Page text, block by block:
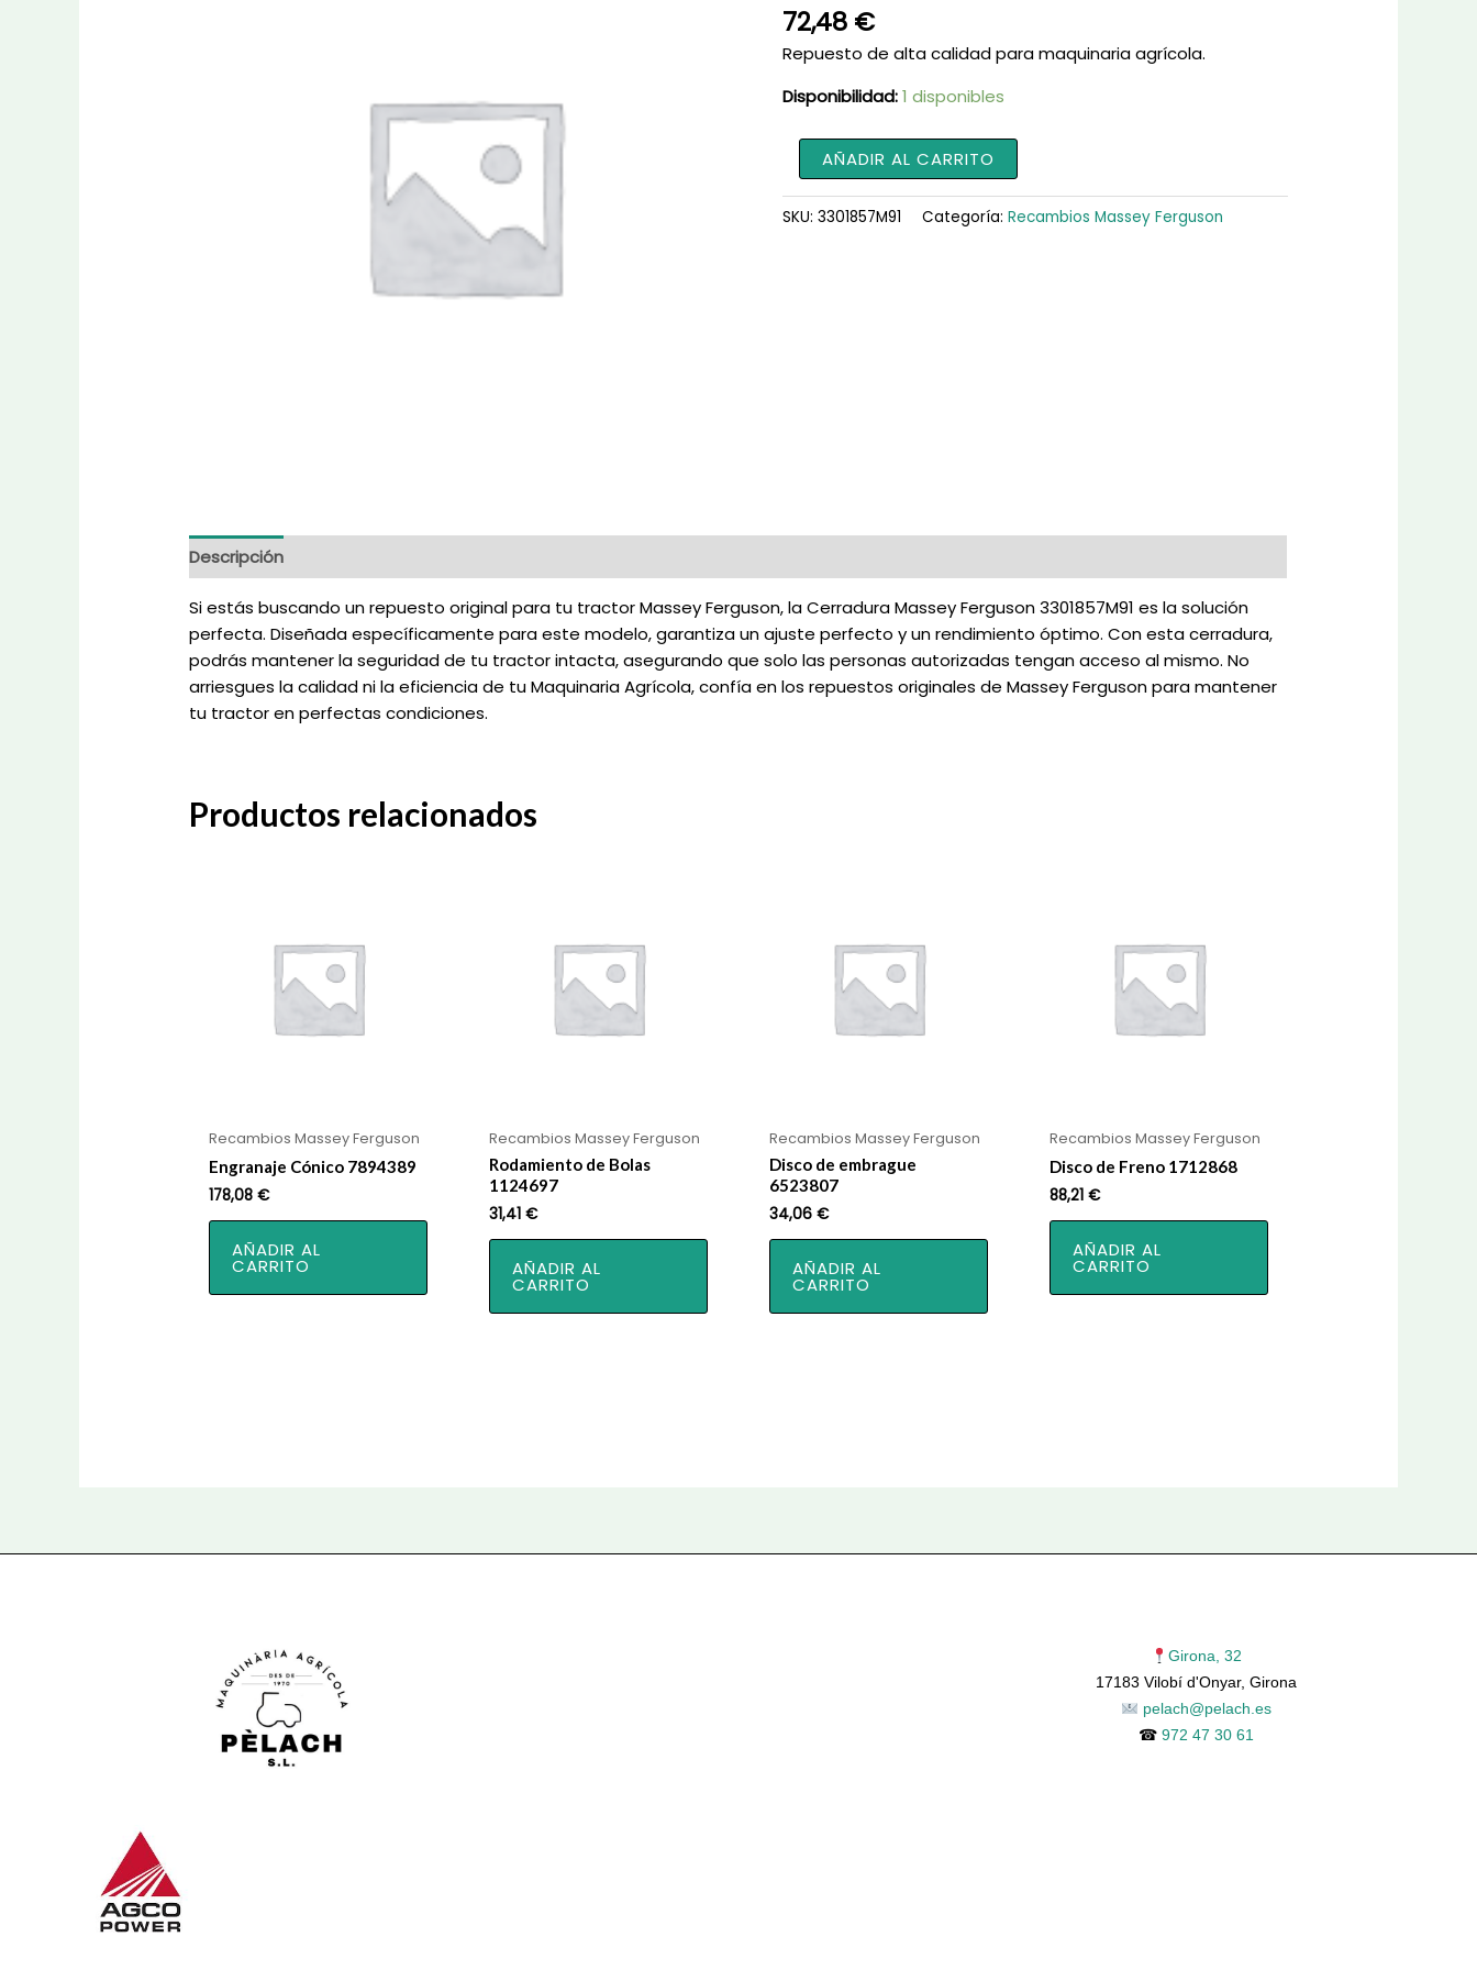
72,48 €
Repuesto de alta calidad para maquinaria agrícola.
Disponibilidad:1 disponibles
Cerradura
3301857M91
cantidad
AÑADIR AL CARRITO
SKU: 3301857M91 Categoría: Recambios Massey Ferguson
Descripción
Si estás buscando un repuesto original para tu tractor Massey Ferguson, la Cerradura Massey Ferguson 3301857M91 es la solución
perfecta. Diseñada específicamente para este modelo, garantiza un ajuste perfecto y un rendimiento óptimo. Con esta cerradura,
podrás mantener la seguridad de tu tractor intacta, asegurando que solo las personas autorizadas tengan acceso al mismo. No
arriesgues la calidad ni la eficiencia de tu Maquinaria Agrícola, confía en los repuestos originales de Massey Ferguson para mantener
tu tractor en perfectas condiciones.
Productos relacionados
Recambios Massey Ferguson
Engranaje Cónico 7894389
178,08€
AÑADIR AL
CARRITO
Recambios Massey Ferguson
Rodamiento de Bolas
1124697
31,41€
AÑADIR AL
CARRITO
Recambios Massey Ferguson
Disco de embrague
6523807
34,06 €
AÑADIR AL
CARRITO
Recambios Massey Ferguson
Disco de Freno 1712868
88,21 €
AÑADIR AL
CARRITO
Girona, 32
17183 Vilobí d'Onyar, Girona
pelach@pelach.es
☎972 47 30 61